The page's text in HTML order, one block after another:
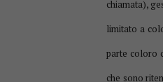
chiamata),
limitato a
parte coloro
che sono